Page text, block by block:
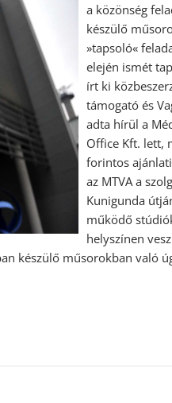
a közönség
készülő
»tapsoló«
elején ismét
írt ki
támogató és
adta hírül a
Office Kft. lett,
forintos
az MTVA a
Kunigunda
működő
helyszínen
készülő műsorokban való